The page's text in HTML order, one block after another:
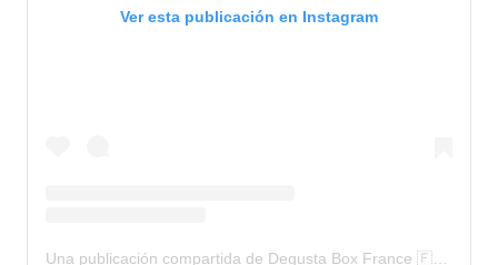
Ver esta publicación en Instagram